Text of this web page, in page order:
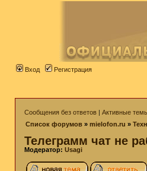
Вход Регистрация
Сообщения без ответов | Активные
Список форумов » mielofon.ru »
Телеграмм чат не
Модератор: Usagi